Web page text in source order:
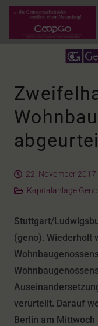
22. November 2017
Kapitalanlage
Stuttgart/
(geno). Wiederholt
verurteilt. Darauf
Berlin am Mittwoch